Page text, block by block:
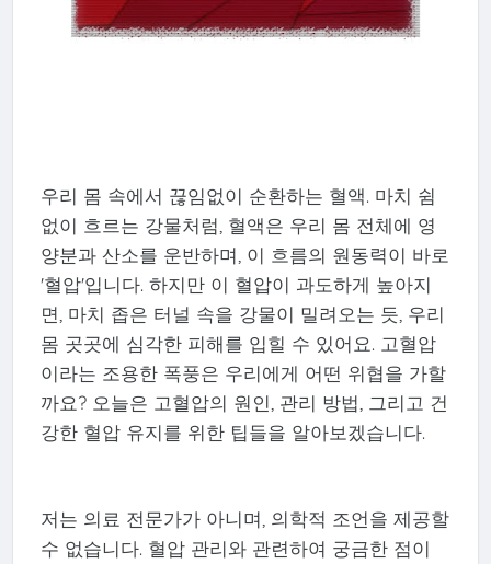
우리 몸 속에서 끊임없이 순환하는 혈액. 마치 쉼
없이 흐르는 강물처럼, 혈액은 우리 몸 전체에 영
양분과 산소를 운반하며, 이 흐름의 원동력이 바로
'혈압'입니다. 하지만 이 혈압이 과도하게 높아지
면, 마치 좁은 터널 속을 강물이 밀려오는 듯, 우리
몸 곳곳에 심각한 피해를 입힐 수 있어요. 고혈압
이라는 조용한 폭풍은 우리에게 어떤 위협을 가할
까요? 오늘은 고혈압의 원인, 관리 방법, 그리고 건
강한 혈압 유지를 위한 팁들을 알아보겠습니다.
저는 의료 전문가가 아니며, 의학적 조언을 제공할
수 없습니다. 혈압 관리와 관련하여 궁금한 점이